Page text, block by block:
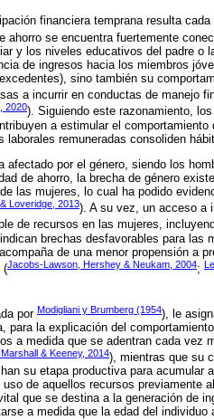
financiera temprana resulta
ahorro se encuentra fuertemente
y los niveles educativos del padre o
de ingresos hacia los miembros
sino también su
a incurrir en conductas de manejo
2020). Siguiendo este razonamiento,
a estimular el
remuneradas consoliden
afectado por el género, siendo los
de ahorro, la brecha de género
las mujeres, lo cual ha podido
Loveridge, 2013). A su vez, un acceso a
de recursos en las mujeres,
brechas desfavorables para las
de una menor propensión a
(Jacobs-Lawson, Hershey & Neukam, 2004;
por Modigliani y Brumberg (1954), le
para la explicación del
a medida que se adentran cada vez
& Keeney, 2014), mientras que su
su etapa productiva para acumular
de aquellos recursos previamente
que se destina a la generación de
a medida que la edad del individuo